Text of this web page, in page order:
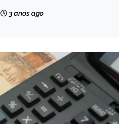
3 anos ago